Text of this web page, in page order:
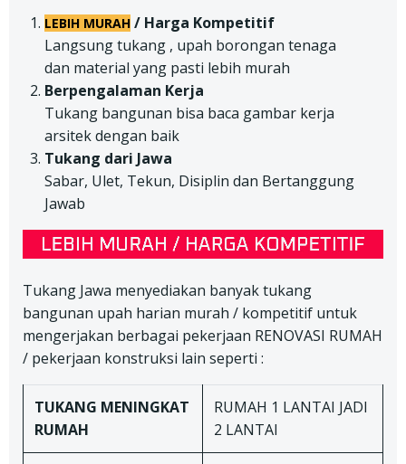
LEBIH MURAH / Harga Kompetitif
Langsung tukang , upah borongan tenaga
dan material yang pasti lebih murah
Berpengalaman Kerja
Tukang bangunan bisa baca gambar kerja
arsitek dengan baik
Tukang dari Jawa
Sabar, Ulet, Tekun, Disiplin dan Bertanggung
Jawab
Tukang Jawa menyediakan banyak tukang
bangunan upah harian murah / kompetitif untuk
mengerjakan berbagai pekerjaan RENOVASI RUMAH
/ pekerjaan konstruksi lain seperti :
TUKANG MENINGKAT
RUMAH
RUMAH 1 LANTAI JADI
2 LANTAI